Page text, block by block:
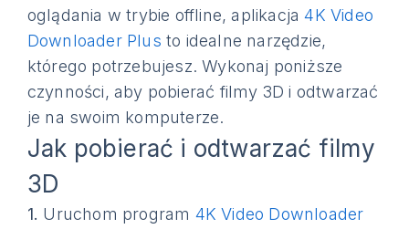
oglądania w trybie offline, aplikacja4K Video
Downloader Plus to idealne narzędzie,
którego potrzebujesz. Wykonaj poniższe
czynności, aby pobierać filmy 3D i odtwarzać
je na swoim komputerze.
Jak pobierać i odtwarzać filmy
3D
1. Uruchom program 4K Video Downloader